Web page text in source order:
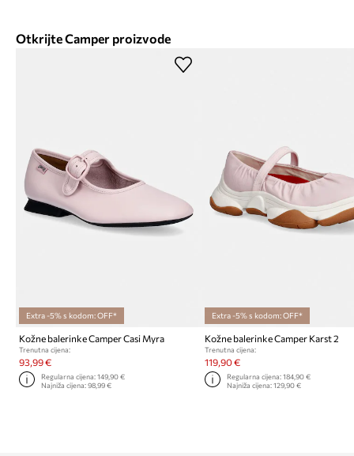
Otkrijte Camper proizvode
Extra -5% s kodom: OFF*
Kožne balerinke Camper Casi Myra
Trenutna cijena:
93,99 €
Regularna cijena:149,90 €
Najniža cijena:98,99 €
Extra -5% s kodom: OFF*
Kožne balerinke Camper Karst 2
Trenutna cijena:
119,90 €
Regularna cijena: 184,90 €
Najniža cijena: 129,90 €